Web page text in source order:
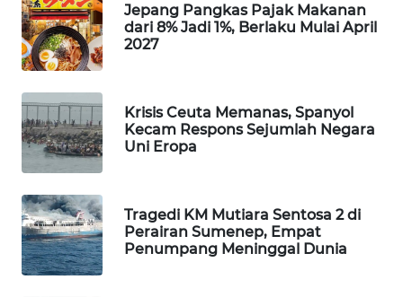
Jepang Pangkas Pajak Makanan
dari 8% Jadi 1%, Berlaku Mulai April
2027
Krisis Ceuta Memanas, Spanyol
Kecam Respons Sejumlah Negara
Uni Eropa
Tragedi KM Mutiara Sentosa 2 di
Perairan Sumenep, Empat
Penumpang Meninggal Dunia
WAHANA
INFRASTRUKTUR
KONSUMEN
WAHANA
LISTRIK
WAHANA
TRAVEL